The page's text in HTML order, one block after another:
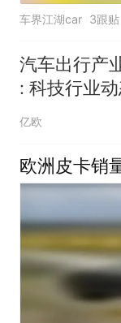
车界江湖car 3跟贴
汽车出行产
: 科技行业
亿欧
欧洲皮卡销